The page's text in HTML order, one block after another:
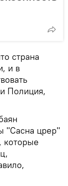
страна
и в
Полиция,
"Сасна црер"
которые